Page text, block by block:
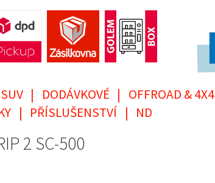
| DODÁVKOVÉ | OFFROAD & 4X4
| PŘÍSLUŠENSTVÍ | ND
2 SC-500